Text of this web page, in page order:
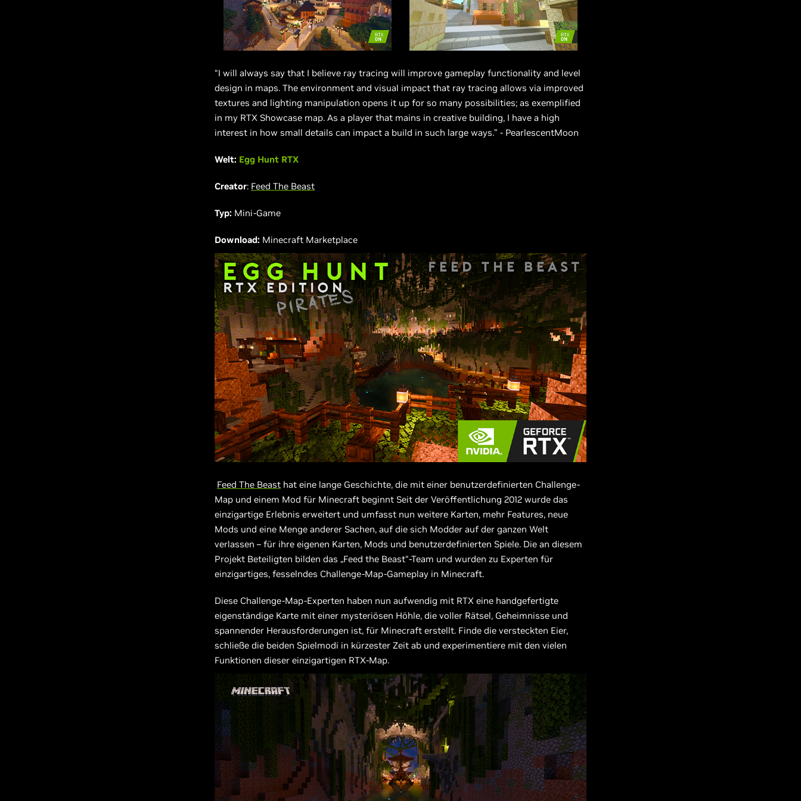
“I will always say that I believe ray tracing will improve gameplay functionality and level
design in maps. The environment and visual impact that ray tracing allows via improved
textures and lighting manipulation opens it up for so many possibilities; as exemplified
in my RTX Showcase map. As a player that mains in creative building, I have a high
interest in how small details can impact a build in such large ways.” - PearlescentMoon
Welt: Egg Hunt RTX
Creator: Feed The Beast
Typ: Mini-Game
Download: Minecraft Marketplace
Feed The Beast hat eine lange Geschichte, die mit einer benutzerdefinierten Challenge-
Map und einem Mod für Minecraft beginnt Seit der Veröffentlichung 2012 wurde das
einzigartige Erlebnis erweitert und umfasst nun weitere Karten, mehr Features, neue
Mods und eine Menge anderer Sachen, auf die sich Modder auf der ganzen Welt
verlassen – für ihre eigenen Karten, Mods und benutzerdefinierten Spiele. Die an diesem
Projekt Beteiligten bilden das „Feed the Beast“-Team und wurden zu Experten für
einzigartiges, fesselndes Challenge-Map-Gameplay in Minecraft.
Diese Challenge-Map-Experten haben nun aufwendig mit RTX eine handgefertigte
eigenständige Karte mit einer mysteriösen Höhle, die voller Rätsel, Geheimnisse und
spannender Herausforderungen ist, für Minecraft erstellt. Finde die versteckten Eier,
schließe die beiden Spielmodi in kürzester Zeit ab und experimentiere mit den vielen
Funktionen dieser einzigartigen RTX-Map.